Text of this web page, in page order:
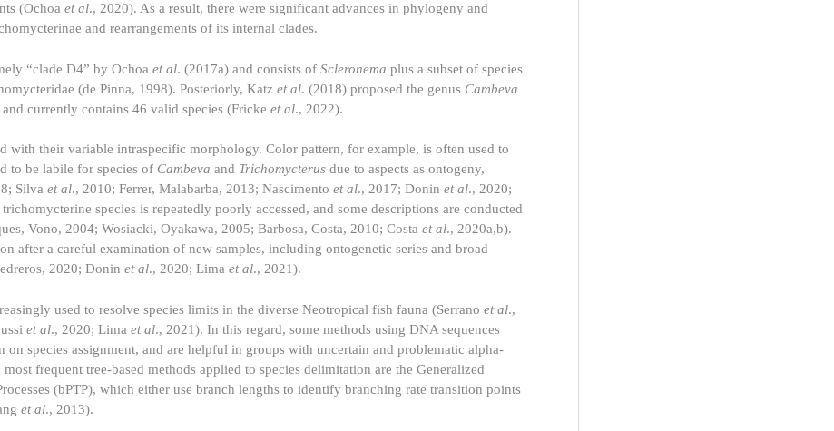
(Ochoa et al., 2020). As a result, there were significant advances in phylogeny and
and rearrangements of its internal clades.
“clade D4” by Ochoa et al. (2017a) and consists of Scleronema plus a subset of species
(de Pinna, 1998). Posteriorly, Katz et al. (2018) proposed the genus Cambeva
and currently contains 46 valid species (Fricke et al., 2022).
with their variable intraspecific morphology. Color pattern, for example, is often used to
to be labile for species of Cambeva and Trichomycterus due to aspects as ontogeny,
Silva et al., 2010; Ferrer, Malabarba, 2013; Nascimento et al., 2017; Donin et al., 2020;
species is repeatedly poorly accessed, and some descriptions are conducted
Vono, 2004; Wosiacki, Oyakawa, 2005; Barbosa, Costa, 2010; Costa et al., 2020a,b).
after a careful examination of new samples, including ontogenetic series and broad
2020; Donin et al., 2020; Lima et al., 2021).
used to resolve species limits in the diverse Neotropical fish fauna (Serrano et al.,
et al., 2020; Lima et al., 2021). In this regard, some methods using DNA sequences
species assignment, and are helpful in groups with uncertain and problematic alpha-
frequent tree-based methods applied to species delimitation are the Generalized
(bPTP), which either use branch lengths to identify branching rate transition points
et al., 2013).